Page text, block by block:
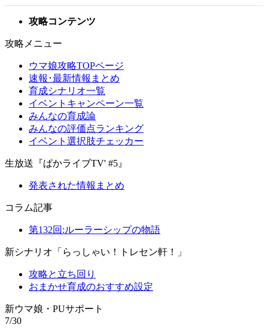
攻略コンテンツ
攻略メニュー
ウマ娘攻略TOPページ
速報･最新情報まとめ
育成シナリオ一覧
イベントキャンペーン一覧
みんなの育成論
みんなの評価点ランキング
イベント選択肢チェッカー
生放送『ぱかライブTV' #5』
発表された情報まとめ
コラム記事
第132回:ルーラーシップの物語
新シナリオ「らっしゃい！トレセン軒！」
攻略と立ち回り
おまかせ育成のおすすめ設定
新ウマ娘・PUサポート
7/30